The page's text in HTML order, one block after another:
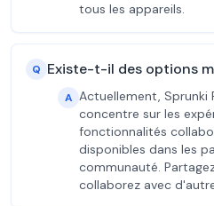
tous les appareils.
Q Existe-t-il des options
A Actuellement, Sprunki
concentre sur les
fonctionnalités
disponibles dans les
communauté.
collaborez avec